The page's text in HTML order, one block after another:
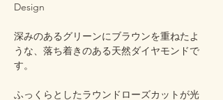
Design
深みのあるグリーンにブラウンを重ねたよ
うな、落ち着きのある天然ダイヤモンドで
す。
ふっくらとしたラウンドローズカットが光